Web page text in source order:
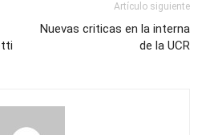
Artículo siguiente
Nuevas criticas en la interna
de la UCR